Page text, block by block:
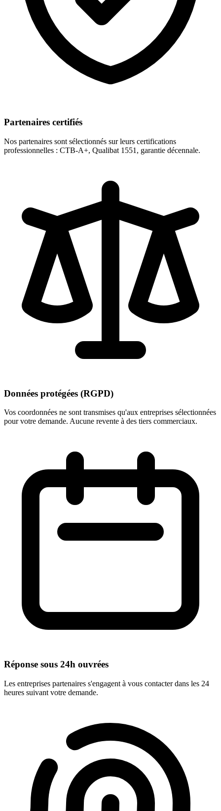
Partenaires certifiés
Nos partenaires sont sélectionnés sur leurs certifications
professionnelles : CTB-A+, Qualibat 1551, garantie décennale.
Données protégées (RGPD)
Vos coordonnées ne sont transmises qu'aux entreprises sélectionnées
pour votre demande. Aucune revente à des tiers commerciaux.
Réponse sous 24h ouvrées
Les entreprises partenaires s'engagent à vous contacter dans les 24
heures suivant votre demande.